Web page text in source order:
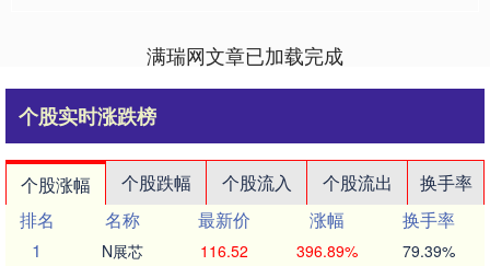
满瑞网文章已加载完成
个股实时涨跌榜
个股涨幅 个股跌幅 个股流入 个股流出
换手率
排名
名称 最新价 涨幅
换手率
1
N展芯 116.52 396.89% 79.39%